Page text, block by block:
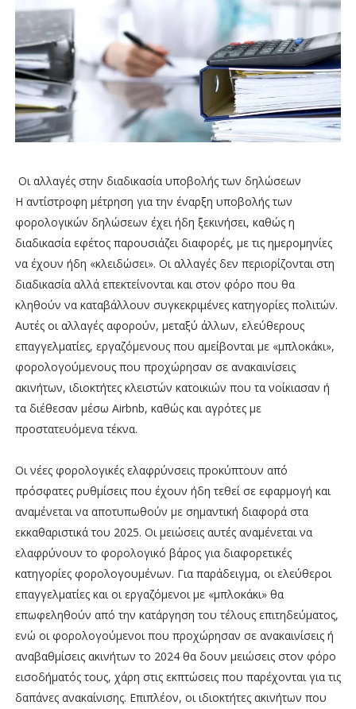
Οι αλλαγές στην διαδικασία υποβολής των δηλώσεων
Η αντίστροφη μέτρηση για την έναρξη υποβολής των
φορολογικών δηλώσεων έχει ήδη ξεκινήσει, καθώς η
διαδικασία εφέτος παρουσιάζει διαφορές, με τις ημερομηνίες
να έχουν ήδη «κλειδώσει». Οι αλλαγές δεν περιορίζονται στη
διαδικασία αλλά επεκτείνονται και στον φόρο που θα
κληθούν να καταβάλλουν συγκεκριμένες κατηγορίες πολιτών.
Αυτές οι αλλαγές αφορούν, μεταξύ άλλων, ελεύθερους
επαγγελματίες, εργαζόμενους που αμείβονται με «μπλοκάκι»,
φορολογούμενους που προχώρησαν σε ανακαινίσεις
ακινήτων, ιδιοκτήτες κλειστών κατοικιών που τα νοίκιασαν ή
τα διέθεσαν μέσω Airbnb, καθώς και αγρότες με
προστατευόμενα τέκνα.
Οι νέες φορολογικές ελαφρύνσεις προκύπτουν από
πρόσφατες ρυθμίσεις που έχουν ήδη τεθεί σε εφαρμογή και
αναμένεται να αποτυπωθούν με σημαντική διαφορά στα
εκκαθαριστικά του 2025. Οι μειώσεις αυτές αναμένεται να
ελαφρύνουν το φορολογικό βάρος για διαφορετικές
κατηγορίες φορολογουμένων. Για παράδειγμα, οι ελεύθεροι
επαγγελματίες και οι εργαζόμενοι με «μπλοκάκι» θα
επωφεληθούν από την κατάργηση του τέλους επιτηδεύματος,
ενώ οι φορολογούμενοι που προχώρησαν σε ανακαινίσεις ή
αναβαθμίσεις ακινήτων το 2024 θα δουν μειώσεις στον φόρο
εισοδήματός τους, χάρη στις εκπτώσεις που παρέχονται για τις
δαπάνες ανακαίνισης. Επιπλέον, οι ιδιοκτήτες ακινήτων που